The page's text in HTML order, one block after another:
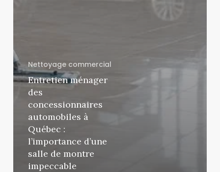
Nettoyage commercial
Entretien ménager
des
concessionnaires
automobiles à
Québec :
l’importance d’une
salle de montre
impeccable